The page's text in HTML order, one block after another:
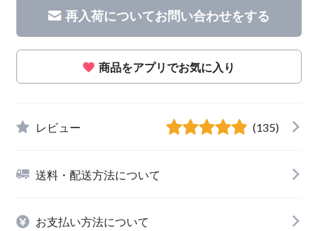
再入荷についてお問い合わせをする
商品をアプリでお気に入り
レビュー (135)
送料・配送方法について
お支払い方法について